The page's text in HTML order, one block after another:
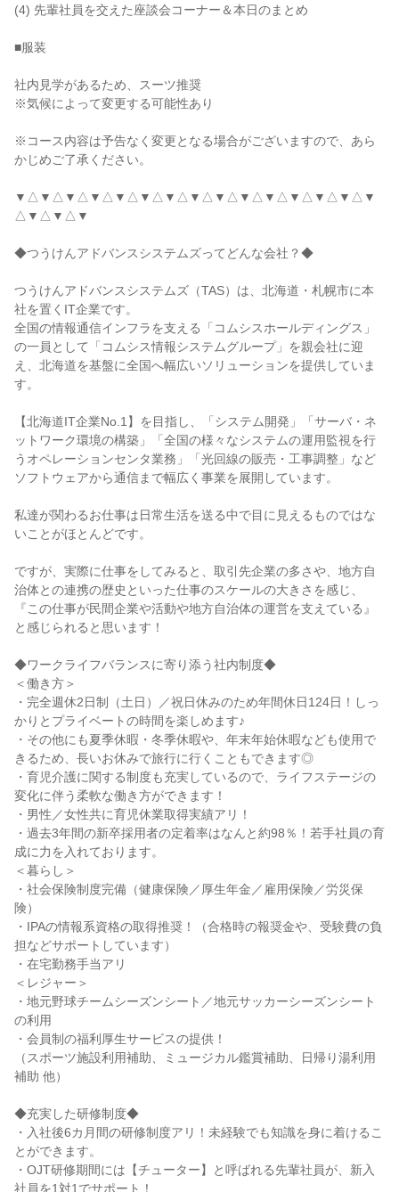
(4) 先輩社員を交えた座談会コーナー＆本日のまとめ
■服装
社内見学があるため、スーツ推奨
※気候によって変更する可能性あり
※コース内容は予告なく変更となる場合がございますので、あら
かじめご了承ください。
▼△▼△▼△▼△▼△▼△▼△▼△▼△▼△▼△▼△▼△▼△▼
△▼△▼△▼
◆つうけんアドバンスシステムズってどんな会社？◆
つうけんアドバンスシステムズ（TAS）は、北海道・札幌市に本
社を置くIT企業です。
全国の情報通信インフラを支える「コムシスホールディングス」
の一員として「コムシス情報システムグループ」を親会社に迎
え、北海道を基盤に全国へ幅広いソリューションを提供していま
す。
【北海道IT企業No.1】を目指し、「システム開発」「サーバ・ネ
ットワーク環境の構築」「全国の様々なシステムの運用監視を行
うオペレーションセンタ業務」「光回線の販売・工事調整」など
ソフトウェアから通信まで幅広く事業を展開しています。
私達が関わるお仕事は日常生活を送る中で目に見えるものではな
いことがほとんどです。
ですが、実際に仕事をしてみると、取引先企業の多さや、地方自
治体との連携の歴史といった仕事のスケールの大きさを感じ、
『この仕事が民間企業や活動や地方自治体の運営を支えている』
と感じられると思います！
◆ワークライフバランスに寄り添う社内制度◆
＜働き方＞
・完全週休2日制（土日）／祝日休みのため年間休日124日！しっ
かりとプライベートの時間を楽しめます♪
・その他にも夏季休暇・冬季休暇や、年末年始休暇なども使用で
きるため、長いお休みで旅行に行くこともできます◎
・育児介護に関する制度も充実しているので、ライフステージの
変化に伴う柔軟な働き方ができます！
・男性／女性共に育児休業取得実績アリ！
・過去3年間の新卒採用者の定着率はなんと約98％！若手社員の育
成に力を入れております。
＜暮らし＞
・社会保険制度完備（健康保険／厚生年金／雇用保険／労災保
険）
・IPAの情報系資格の取得推奨！（合格時の報奨金や、受験費の負
担などサポートしています）
・在宅勤務手当アリ
＜レジャー＞
・地元野球チームシーズンシート／地元サッカーシーズンシート
の利用
・会員制の福利厚生サービスの提供！
（スポーツ施設利用補助、ミュージカル鑑賞補助、日帰り湯利用
補助 他）
◆充実した研修制度◆
・入社後6カ月間の研修制度アリ！未経験でも知識を身に着けるこ
とができます。
・OJT研修期間には【チューター】と呼ばれる先輩社員が、新入
社員を1対1でサポート！